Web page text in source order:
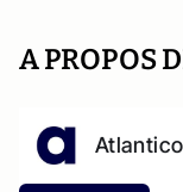
A PROPOS